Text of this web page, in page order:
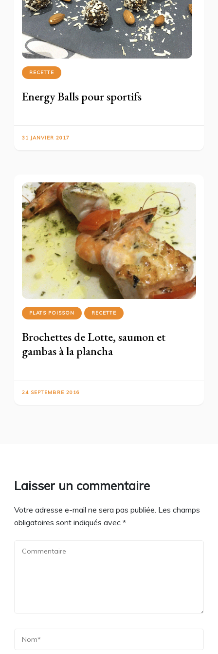
RECETTE
Energy Balls pour sportifs
31 JANVIER 2017
PLATS POISSON RECETTE
Brochettes de Lotte, saumon et
gambas à la plancha
24 SEPTEMBRE 2016
Laisser un commentaire
Votre adresse e-mail ne sera pas publiée. Les champs
obligatoires sont indiqués avec *